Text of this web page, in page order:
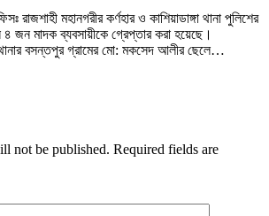
রাজশাহী মহানগরীর কর্ণহার ও কাশিয়াডাঙ্গা থানা পুলিশের
জন মাদক ব্যবসায়ীকে গ্রেপ্তার করা হয়েছে।
বসন্তপুর গ্রামের মো: মকসেদ আলীর ছেলে…
not be published. Required fields are